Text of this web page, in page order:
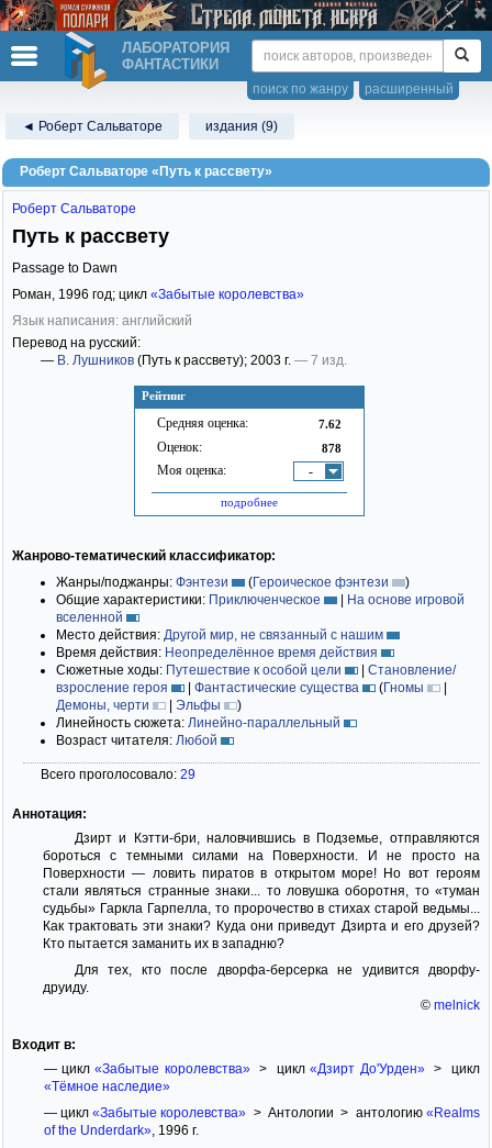
ЛАБОРАТОРИЯ
ФАНТАСТИКИ
расширенный
поиск по жанру
◄ Роберт Сальваторе издания (9)
Роберт Сальваторе «Путь к рассвету»
Рейтинг
Средняя оценка: 7.62
Оценок: 878
Моя оценка: -
подробнее
Роберт Сальваторе
Путь к рассвету
Passage to Dawn
Роман, 1996 год; цикл «Забытые королевства»
Язык написания: английский
Перевод на русский:
— В. Лушников (Путь к рассвету); 2003 г. — 7 изд.
Жанрово-тематический классификатор:
Жанры/поджанры: Фэнтези (Героическое фэнтези
)
Общие характеристики: Приключенческое | На основе игровой
вселенной
Место действия: Другой мир, не связанный с нашим
Время действия: Неопределённое время действия
Сюжетные ходы: Путешествие к особой цели | Становление/
взросление героя
| Фантастические существа (Гномы
|
Демоны, черти
| Эльфы
)
Линейность сюжета: Линейно-параллельный
Возраст читателя: Любой
Всего проголосовало: 29
Аннотация:
Дзирт и Кэтти-бри, наловчившись в Подземье, отправляются
бороться с темными силами на Поверхности. И не просто на
Поверхности — ловить пиратов в открытом море! Но вот героям
стали являться странные знаки... то ловушка оборотня, то «туман
судьбы» Гаркла Гарпелла, то пророчество в стихах cтарой ведьмы...
Как трактовать эти знаки? Куда они приведут Дзирта и его друзей?
Кто пытается заманить их в западню?
Для тех, кто после дворфа-берсерка не удивится дворфу-
друиду.
© melnick
Входит в:
— цикл«Забытые королевства»> цикл«Дзирт До'Урден»> цикл
«Тёмное наследие»
— цикл«Забытые королевства» > Антологии > антологию«Realms
of the Underdark», 1996 г.